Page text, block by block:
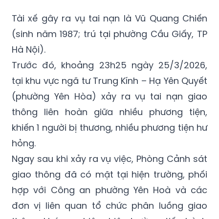
Hà Nội).
Trước đó, khoảng 23h25 ngày 25/3/2026,
tại khu vực ngã tư Trung Kính – Hạ Yên Quyết
(phường Yên Hòa) xảy ra vụ tai nạn giao
thông liên hoàn giữa nhiều phương tiện,
khiến 1 người bị thương, nhiều phương tiện hư
hỏng.
Ngay sau khi xảy ra vụ việc, Phòng Cảnh sát
giao thông đã có mặt tại hiện trường, phối
hợp với Công an phường Yên Hoà và các
đơn vị liên quan tổ chức phân luồng giao
thông, khám nghiệm hiện trường, tiến hành
điều tra, làm rõ vụ việc.